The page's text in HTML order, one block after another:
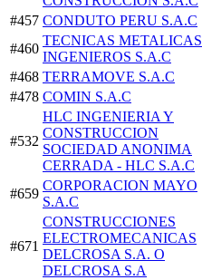
#457 CONDUTO PERU S.A.C
#460
TECNICAS METALICAS
INGENIEROS S.A.C
#468 TERRAMOVE S.A.C
#478 COMIN S.A.C
#532
HLC INGENIERIA Y
CONSTRUCCION
SOCIEDAD ANONIMA
CERRADA - HLC S.A.C
#659
CORPORACION MAYO
S.A.C
#671
CONSTRUCCIONES
ELECTROMECANICAS
DELCROSA S.A. O
DELCROSA S.A